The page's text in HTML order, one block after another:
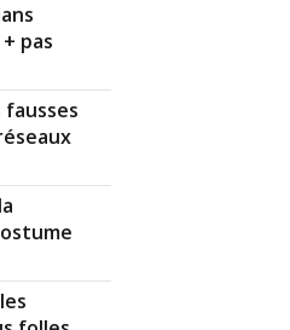
pas
fausses